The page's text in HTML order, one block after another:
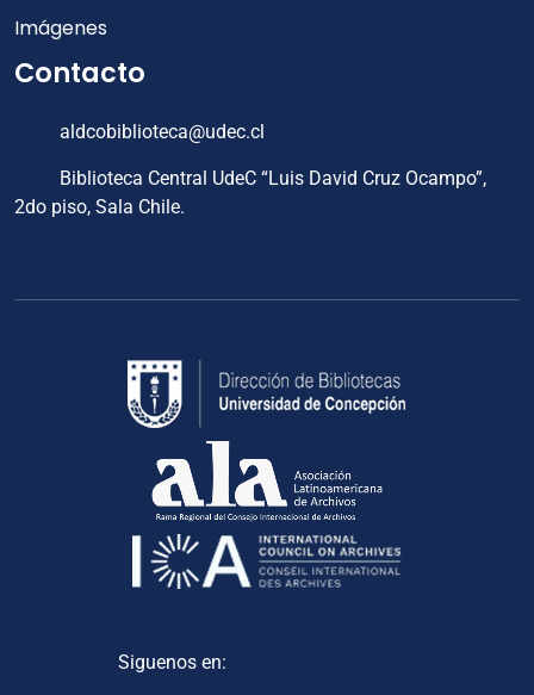
Imágenes
Contacto
aldcobiblioteca@udec.cl
Biblioteca Central UdeC “Luis David Cruz Ocampo”,
2do piso, Sala Chile.
Siguenos en: